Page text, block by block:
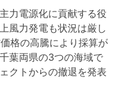
力電源化に貢献する役
風力発電も状況は厳し
格の高騰により採算が
葉両県の3つの海域で
クトからの撤退を発表